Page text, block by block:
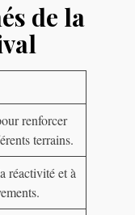
de la
renforcer
terrains.
réactivité et à